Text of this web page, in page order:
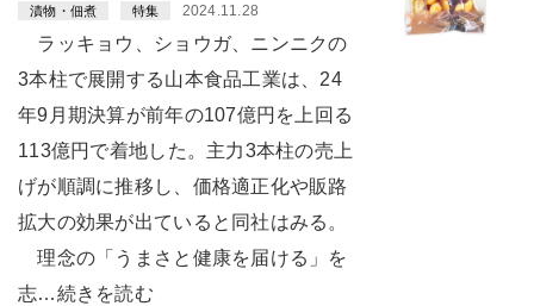
漬物・佃煮 特集 2024.11.28
ラッキョウ、ショウガ、ニンニクの
3本柱で展開する山本食品工業は、24
年9月期決算が前年の107億円を上回る
113億円で着地した。主力3本柱の売上
げが順調に推移し、価格適正化や販路
拡大の効果が出ていると同社はみる。
理念の「うまさと健康を届ける」を
志…続きを読む